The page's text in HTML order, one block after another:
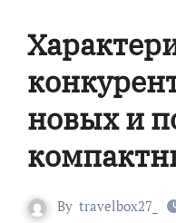
новых и
By travelbox27_